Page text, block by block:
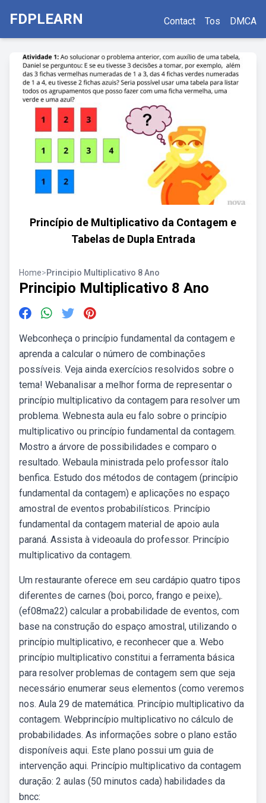
FDPLEARN Contact Tos DMCA
Princípio de Multiplicativo da Contagem e
Tabelas de Dupla Entrada
Home>Principio Multiplicativo 8 Ano
Principio Multiplicativo 8 Ano
Webconheça o princípio fundamental da contagem e
aprenda a calcular o número de combinações
possíveis. Veja ainda exercícios resolvidos sobre o
tema! Webanalisar a melhor forma de representar o
princípio multiplicativo da contagem para resolver um
problema. Webnesta aula eu falo sobre o princípio
multiplicativo ou princípio fundamental da contagem.
Mostro a árvore de possibilidades e comparo o
resultado. Webaula ministrada pelo professor ítalo
benfica. Estudo dos métodos de contagem (princípio
fundamental da contagem) e aplicações no espaço
amostral de eventos probabilísticos. Princípio
fundamental da contagem material de apoio aula
paraná. Assista à videoaula do professor. Princípio
multiplicativo da contagem.
Um restaurante oferece em seu cardápio quatro tipos
diferentes de carnes (boi, porco, frango e peixe),.
(ef08ma22) calcular a probabilidade de eventos, com
base na construção do espaço amostral, utilizando o
princípio multiplicativo, e reconhecer que a. Webo
princípio multiplicativo constitui a ferramenta básica
para resolver problemas de contagem sem que seja
necessário enumerar seus elementos (como veremos
nos. Aula 29 de matemática. Princípio multiplicativo da
contagem. Webprincípio multiplicativo no cálculo de
probabilidades. As informações sobre o plano estão
disponíveis aqui. Este plano possui um guia de
intervenção aqui. Princípio multiplicativo da contagem
duração: 2 aulas (50 minutos cada) habilidades da
bncc: